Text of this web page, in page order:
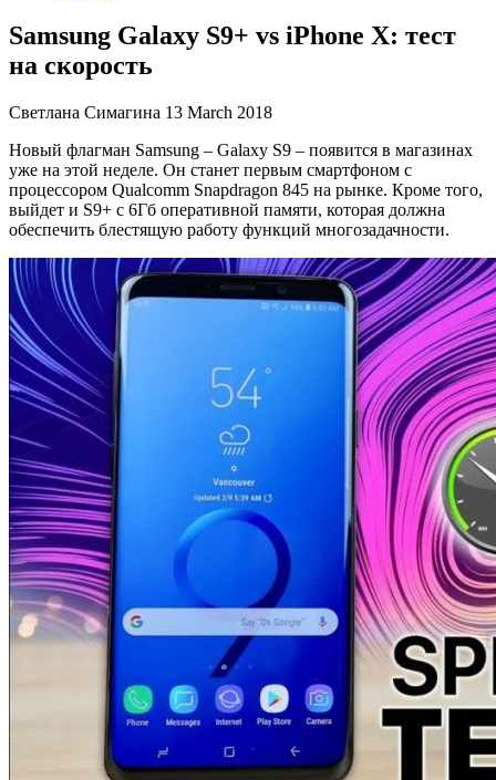
Samsung Galaxy S9+ vs iPhone X: тест
на скорость
Светлана Симагина 13 March 2018
Новый флагман Samsung – Galaxy S9 – появится в магазинах
уже на этой неделе. Он станет первым смартфоном с
процессором Qualcomm Snapdragon 845 на рынке. Кроме того,
выйдет и S9+ с 6Гб оперативной памяти, которая должна
обеспечить блестящую работу функций многозадачности.